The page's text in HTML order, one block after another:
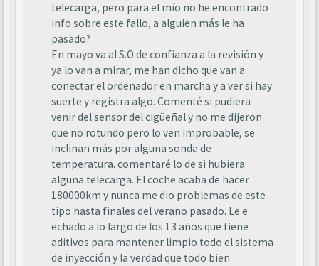
telecarga, pero para el mío no he encontrado
info sobre este fallo, a alguien más le ha
pasado?
En mayo va al S.O de confianza a la revisión y
ya lo van a mirar, me han dicho que van a
conectar el ordenador en marcha y a ver si hay
suerte y registra algo. Comenté si pudiera
venir del sensor del cigüeñal y no me dijeron
que no rotundo pero lo ven improbable, se
inclinan más por alguna sonda de
temperatura. comentaré lo de si hubiera
alguna telecarga. El coche acaba de hacer
180000km y nunca me dio problemas de este
tipo hasta finales del verano pasado. Le e
echado a lo largo de los 13 años que tiene
aditivos para mantener limpio todo el sistema
de inyección y la verdad que todo bien